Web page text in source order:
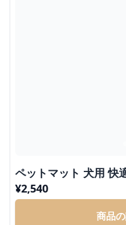
ペットマット 犬用 快
¥2,540
商品